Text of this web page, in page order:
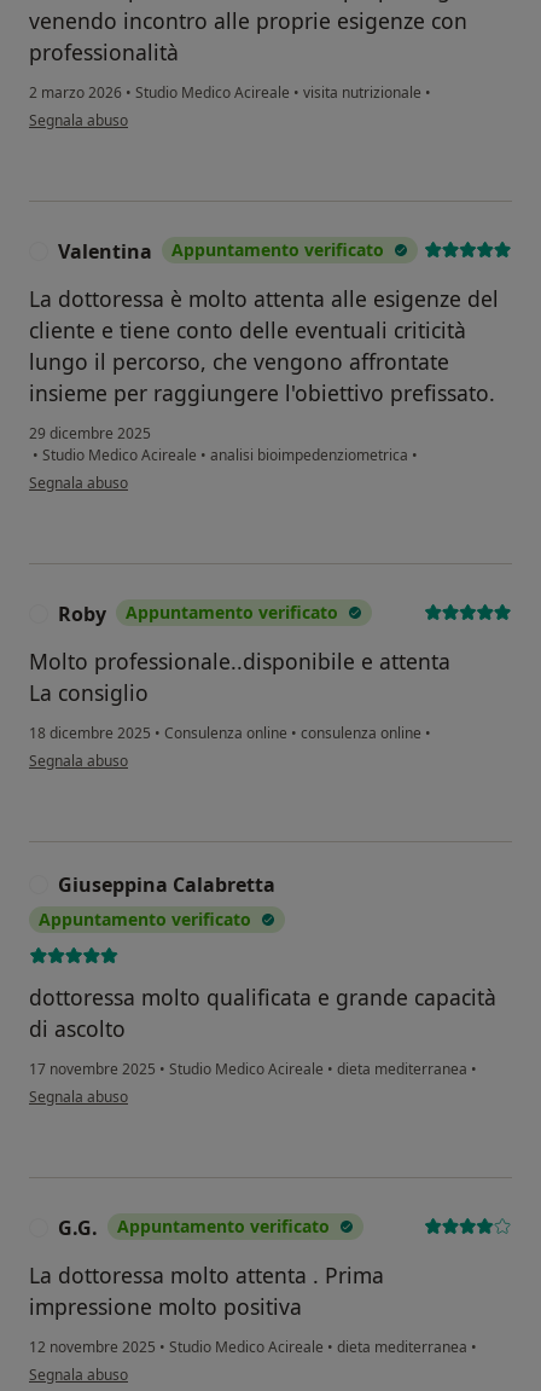
venendo incontro alle proprie esigenze con
professionalità
2 marzo 2026 • Studio Medico Acireale • visita nutrizionale •
secondo l'opinione dell'utente Orazia
Segnala abuso
Valentina Appuntamento verificato
La dottoressa è molto attenta alle esigenze del
cliente e tiene conto delle eventuali criticità
lungo il percorso, che vengono affrontate
insieme per raggiungere l'obiettivo prefissato.
29 dicembre 2025
• Studio Medico Acireale • analisi bioimpedenziometrica •
secondo l'opinione dell'utente Valentina
Segnala abuso
Roby Appuntamento verificato
Molto professionale..disponibile e attenta
La consiglio
18 dicembre 2025 • Consulenza online • consulenza online •
secondo l'opinione dell'utente Roby
Segnala abuso
Giuseppina Calabretta
Appuntamento verificato
dottoressa molto qualificata e grande capacità
di ascolto
17 novembre 2025 • Studio Medico Acireale • dieta mediterranea •
secondo l'opinione dell'utente Giuseppina Calabretta
Segnala abuso
G.G. Appuntamento verificato
La dottoressa molto attenta . Prima
impressione molto positiva
12 novembre 2025 • Studio Medico Acireale • dieta mediterranea •
secondo l'opinione dell'utente G.G.
Segnala abuso